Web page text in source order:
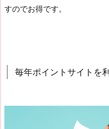
すのでお得です。
毎年ポイントサイトを